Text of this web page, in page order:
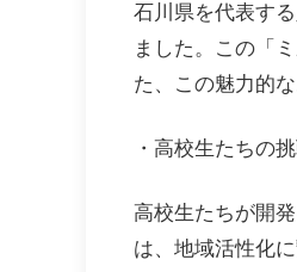
石川県を代表す
ました。この「
た、この魅力的
・高校生たちの
高校生たちが開
は、地域活性化